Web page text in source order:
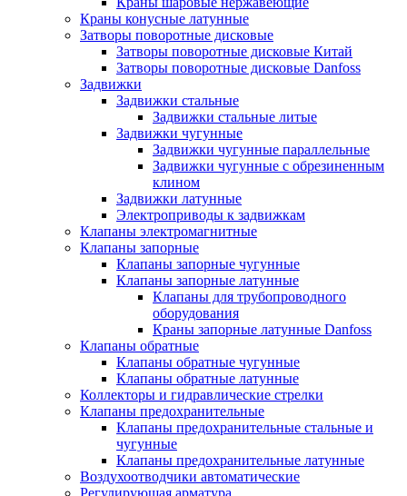
Краны конусные латунные
Затворы поворотные дисковые
Затворы поворотные дисковые Китай
Затворы поворотные дисковые Danfoss
Задвижки
Задвижки стальные
Задвижки стальные литые
Задвижки чугунные
Задвижки чугунные параллельные
Задвижки чугунные с обрезиненным
клином
Задвижки латунные
Электроприводы к задвижкам
Клапаны электромагнитные
Клапаны запорные
Клапаны запорные чугунные
Клапаны запорные латунные
Клапаны для трубопроводного
оборудования
Краны запорные латунные Danfoss
Клапаны обратные
Клапаны обратные чугунные
Клапаны обратные латунные
Коллекторы и гидравлические стрелки
Клапаны предохранительные
Клапаны предохранительные стальные и
чугунные
Клапаны предохранительные латунные
Воздухоотводчики автоматические
Регулирующая арматура